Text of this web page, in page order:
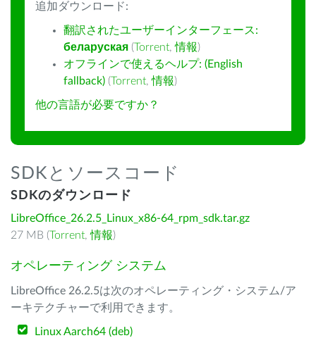
追加ダウンロード:
翻訳されたユーザーインターフェース:
беларуская (Torrent,情報)
オフラインで使えるヘルプ: (English
fallback) (Torrent,情報)
他の言語が必要ですか？
SDKとソースコード
SDKのダウンロード
LibreOffice_26.2.5_Linux_x86-64_rpm_sdk.tar.gz
27 MB (Torrent,情報)
オペレーティング システム
LibreOffice 26.2.5は次のオペレーティング・システム/ア
ーキテクチャーで利用できます。
Linux Aarch64 (deb)